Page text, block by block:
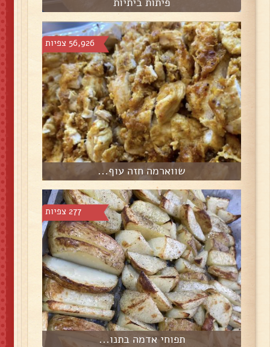
56,926 צפיות
שווארמה חזה עוף...
277 צפיות
תפוחי אדמה בתנו...